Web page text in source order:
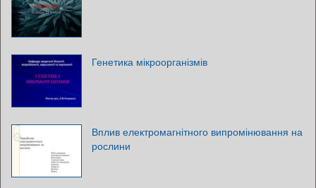
Генетика мікроорганізмів
Вплив електромагнітного випромінювання на
рослини